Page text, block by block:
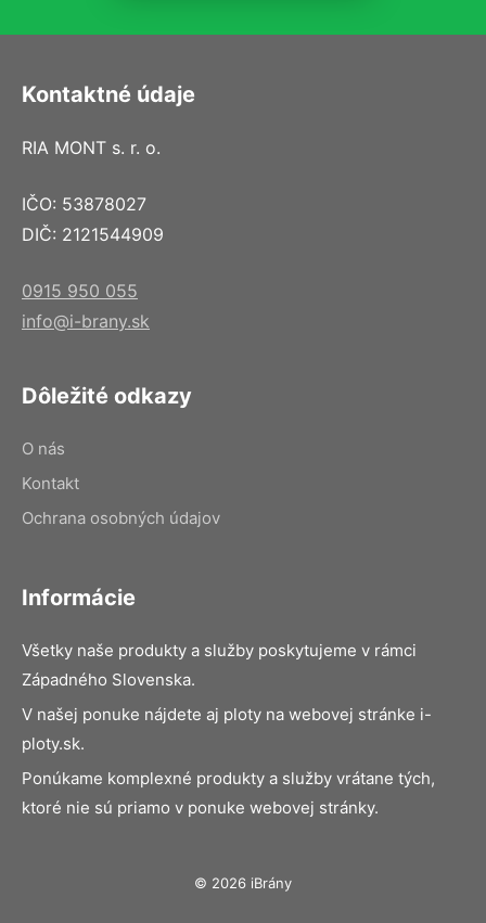
Kontaktné údaje
RIA MONT s. r. o.
IČO: 53878027
DIČ: 2121544909
0915 950 055
info@i-brany.sk
Dôležité odkazy
O nás
Kontakt
Ochrana osobných údajov
Informácie
Všetky naše produkty a služby poskytujeme v rámci
Západného Slovenska.
V našej ponuke nájdete aj ploty na webovej stránke i-
ploty.sk.
Ponúkame komplexné produkty a služby vrátane tých,
ktoré nie sú priamo v ponuke webovej stránky.
© 2026 iBrány